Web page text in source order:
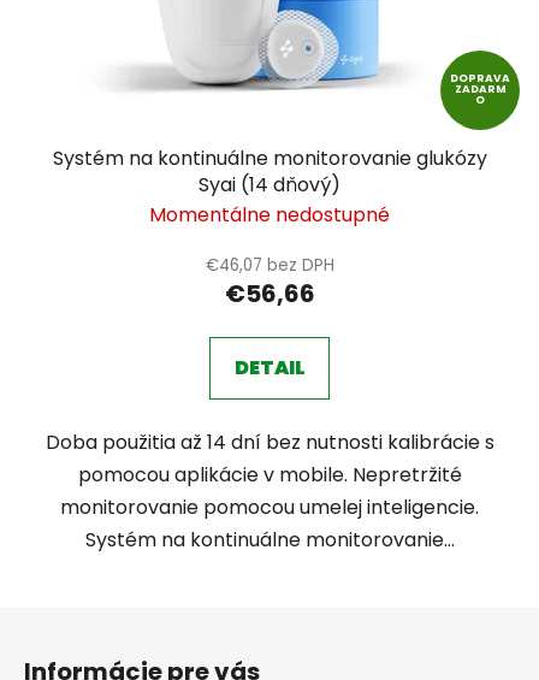
DOPRAVA
ZADARM
O
Systém na kontinuálne monitorovanie glukózy
Syai (14 dňový)
Momentálne nedostupné
€46,07 bez DPH
€56,66
DETAIL
Doba použitia až 14 dní bez nutnosti kalibrácie s
pomocou aplikácie v mobile. Nepretržité
monitorovanie pomocou umelej inteligencie.
Systém na kontinuálne monitorovanie...
Informácie pre vás